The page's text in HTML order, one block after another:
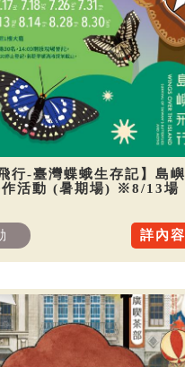
行-臺灣蝶蛾生存記】島嶼
作活動 (暑期場) ※8/13場
詳內容